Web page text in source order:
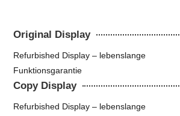
Original Display
Refurbished Display – lebenslange
Funktionsgarantie
Copy Display
Refurbished Display – lebenslange